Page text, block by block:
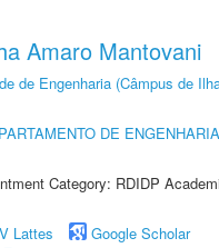
Amaro Mantovani
de Engenharia (Câmpus de
DE ENGENHARIA
Category: RDIDP
Lattes
Google Scholar